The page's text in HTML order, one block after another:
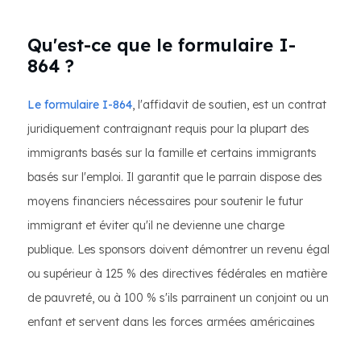
Qu'est-ce que le formulaire I-
864 ?
Le formulaire I-864, l'affidavit de soutien, est un contrat
juridiquement contraignant requis pour la plupart des
immigrants basés sur la famille et certains immigrants
basés sur l'emploi. Il garantit que le parrain dispose des
moyens financiers nécessaires pour soutenir le futur
immigrant et éviter qu'il ne devienne une charge
publique. Les sponsors doivent démontrer un revenu égal
ou supérieur à 125 % des directives fédérales en matière
de pauvreté, ou à 100 % s'ils parrainent un conjoint ou un
enfant et servent dans les forces armées américaines